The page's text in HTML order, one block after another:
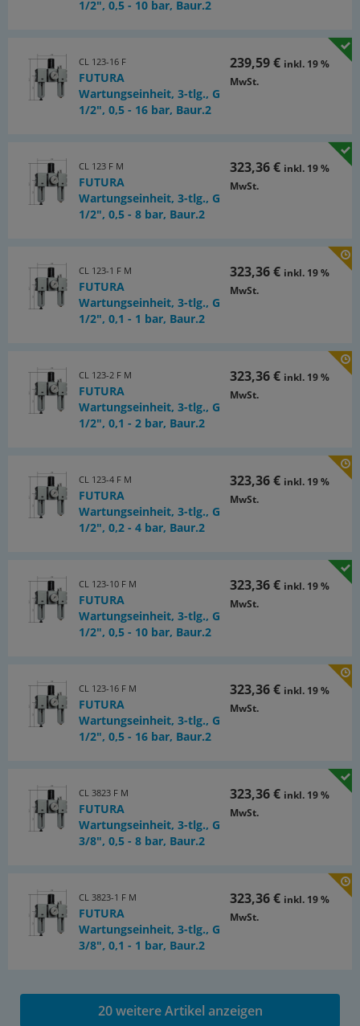
1/2", 0,5 - 10 bar, Baur.2
CL 123-16 F
FUTURA
Wartungseinheit, 3-tlg., G
1/2", 0,5 - 16 bar, Baur.2
239,59 € inkl. 19 %
MwSt.
CL 123 F M
FUTURA
Wartungseinheit, 3-tlg., G
1/2", 0,5 - 8 bar, Baur.2
323,36 € inkl. 19 %
MwSt.
CL 123-1 F M
FUTURA
Wartungseinheit, 3-tlg., G
1/2", 0,1 - 1 bar, Baur.2
323,36 € inkl. 19 %
MwSt.
CL 123-2 F M
FUTURA
Wartungseinheit, 3-tlg., G
1/2", 0,1 - 2 bar, Baur.2
323,36 € inkl. 19 %
MwSt.
CL 123-4 F M
FUTURA
Wartungseinheit, 3-tlg., G
1/2", 0,2 - 4 bar, Baur.2
323,36 € inkl. 19 %
MwSt.
CL 123-10 F M
FUTURA
Wartungseinheit, 3-tlg., G
1/2", 0,5 - 10 bar, Baur.2
323,36 € inkl. 19 %
MwSt.
CL 123-16 F M
FUTURA
Wartungseinheit, 3-tlg., G
1/2", 0,5 - 16 bar, Baur.2
323,36 € inkl. 19 %
MwSt.
CL 3823 F M
FUTURA
Wartungseinheit, 3-tlg., G
3/8", 0,5 - 8 bar, Baur.2
323,36 € inkl. 19 %
MwSt.
CL 3823-1 F M
FUTURA
Wartungseinheit, 3-tlg., G
3/8", 0,1 - 1 bar, Baur.2
323,36 € inkl. 19 %
MwSt.
20 weitere Artikel anzeigen